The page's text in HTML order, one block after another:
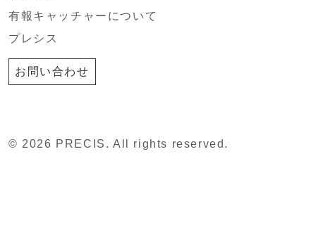
有報キャッチャーについて
プレシス
お問い合わせ
© 2026 PRECIS. All rights reserved.